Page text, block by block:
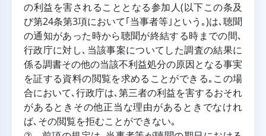
の利益を害されることとなる参加人(以下この条及
び第24条第3項において｢当事者等｣という｡)は､聴聞
の通知があった時から聴聞が終結する時までの間､
行政庁に対し､当該事案についてした調査の結果に
係る調書その他の当該不利益処分の原因となる事実
を証する資料の閲覧を求めることができる｡この場
合において､行政庁は､第三者の利益を害するおそれ
があるときその他正当な理由があるときでなけれ
ば､その閲覧を拒むことができない｡